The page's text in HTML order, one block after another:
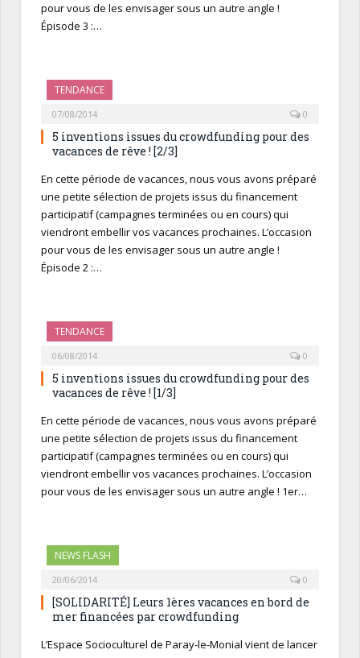
pour vous de les envisager sous un autre angle !
Épisode 3 :…
TENDANCE
07/08/2014 0
5 inventions issues du crowdfunding pour des
vacances de rêve ! [2/3]
En cette période de vacances, nous vous avons préparé
une petite sélection de projets issus du financement
participatif (campagnes terminées ou en cours) qui
viendront embellir vos vacances prochaines. L’occasion
pour vous de les envisager sous un autre angle !
Épisode 2 :…
TENDANCE
06/08/2014 0
5 inventions issues du crowdfunding pour des
vacances de rêve ! [1/3]
En cette période de vacances, nous vous avons préparé
une petite sélection de projets issus du financement
participatif (campagnes terminées ou en cours) qui
viendront embellir vos vacances prochaines. L’occasion
pour vous de les envisager sous un autre angle ! 1er…
NEWS FLASH
20/06/2014 0
[SOLIDARITÉ] Leurs 1ères vacances en bord de
mer financées par crowdfunding
L’Espace Socioculturel de Paray-le-Monial vient de lancer